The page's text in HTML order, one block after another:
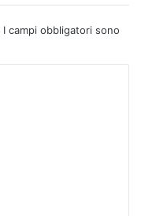
I campi obbligatori sono